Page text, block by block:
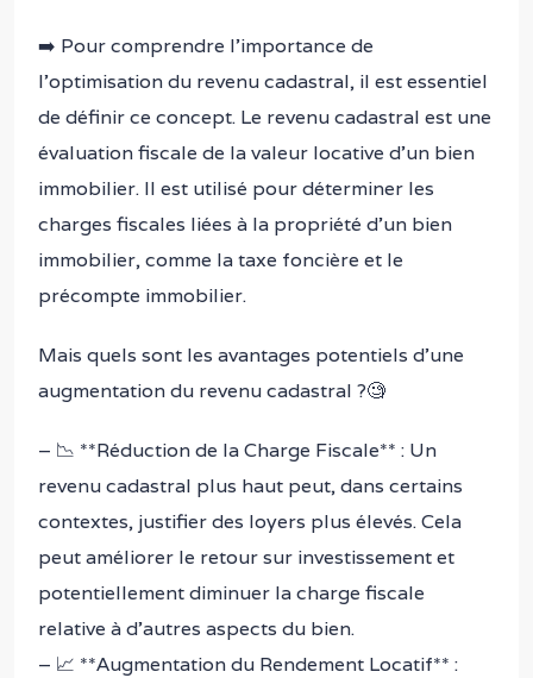
➡️ Pour comprendre l’importance de
l’optimisation du revenu cadastral, il est essentiel
de définir ce concept. Le revenu cadastral est une
évaluation fiscale de la valeur locative d’un bien
immobilier. Il est utilisé pour déterminer les
charges fiscales liées à la propriété d’un bien
immobilier, comme la taxe foncière et le
précompte immobilier.
Mais quels sont les avantages potentiels d’une
augmentation du revenu cadastral ?🧐
– 📉 **Réduction de la Charge Fiscale** : Un
revenu cadastral plus haut peut, dans certains
contextes, justifier des loyers plus élevés. Cela
peut améliorer le retour sur investissement et
potentiellement diminuer la charge fiscale
relative à d’autres aspects du bien.
– 📈 **Augmentation du Rendement Locatif** :